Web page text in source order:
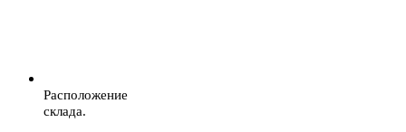
Расположение
склада.